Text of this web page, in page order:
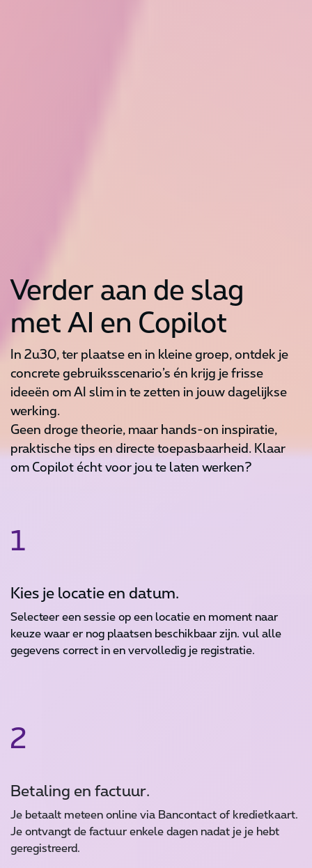
Verder aan de slag
met AI en Copilot
In 2u30, ter plaatse en in kleine groep, ontdek je
concrete gebruiksscenario’s én krijg je frisse
ideeën om AI slim in te zetten in jouw dagelijkse
werking.
Geen droge theorie, maar hands-on inspiratie,
praktische tips en directe toepasbaarheid. Klaar
om Copilot écht voor jou te laten werken?
1
Kies je locatie en datum.
Selecteer een sessie op een locatie en moment naar
keuze waar er nog plaatsen beschikbaar zijn. vul alle
gegevens correct in en vervolledig je registratie.
2
Betaling en factuur.
Je betaalt meteen online via Bancontact of kredietkaart.
Je ontvangt de factuur enkele dagen nadat je je hebt
geregistreerd.